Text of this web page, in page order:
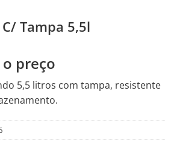
Tampa 5,5l
preço
5,5 litros com tampa, resistente